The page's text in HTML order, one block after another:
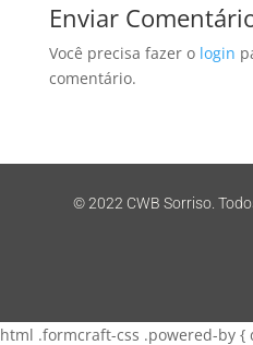
Enviar
Você precisa fazer o login
comentário.
© 2022 CWB Sorriso.
html .formcraft-css .powered-by {